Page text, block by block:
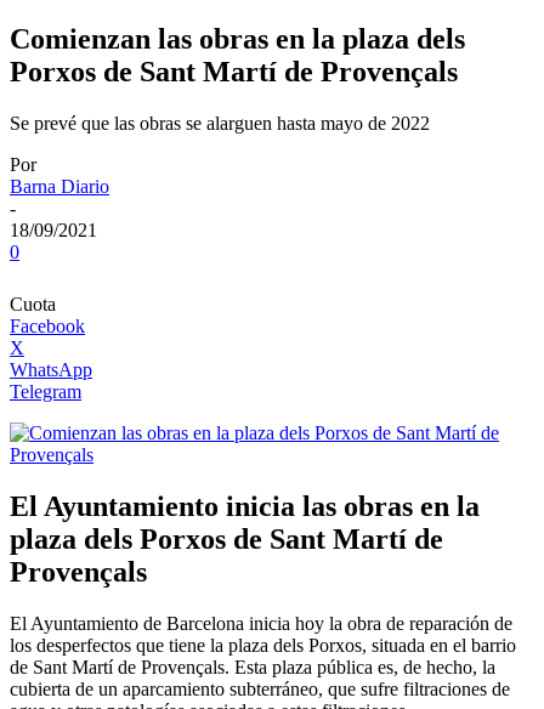
Comienzan las obras en la plaza dels
Porxos de Sant Martí de Provençals
Se prevé que las obras se alarguen hasta mayo de 2022
Por
Barna Diario
-
18/09/2021
0
Cuota
Facebook
X
WhatsApp
Telegram
El Ayuntamiento inicia las obras en la
plaza dels Porxos de Sant Martí de
Provençals
El Ayuntamiento de Barcelona inicia hoy la obra de reparación de
los desperfectos que tiene la plaza dels Porxos, situada en el barrio
de Sant Martí de Provençals. Esta plaza pública es, de hecho, la
cubierta de un aparcamiento subterráneo, que sufre filtraciones de